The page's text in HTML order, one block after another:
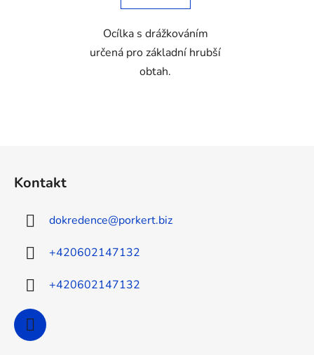
Ocílka s drážkováním
určená pro základní hrubší
obtah.
Kontakt
dokredence@porkert.biz
+420602147132
+420602147132